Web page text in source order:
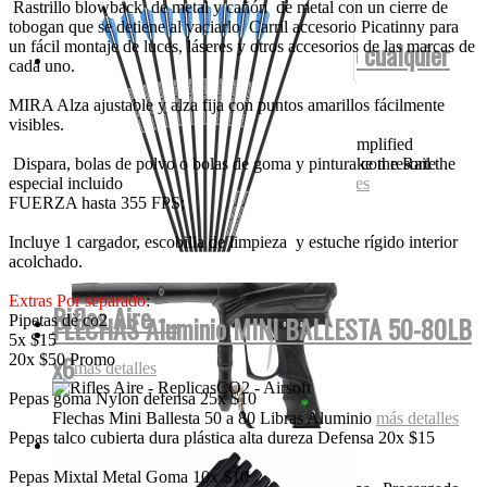
DYE Proto Rize Czr (Bajo Pedido cualquier
color)
All new 3-D milling, color coded seals for simplified
maintenance, and a host of other features make the Rail the
gun of choice. The durable Rail...
más detalles
Rifles Aire -...
más detalles
Hatsan Flash QE 900fps...
FLECHAS Aluminio MINI BALLESTA 50-80LB
x6
Flechas Mini Ballesta 50 a 80 Libras Aluminio más detalles
Rastrillo blowback de metal y cañón de metal con un cierre de
tobogan que se detiene al vaciarlo Carril accesorio Picatinny para
un fácil montaje de luces, láseres y otros accesorios de las marcas de
cada uno.
MIRA Alza ajustable y alza fija con puntos amarillos fácilmente
visibles.
Dispara, bolas de polvo o bolas de goma y pintura con resorte
especial incluido
FUERZA hasta 355 FPS;
Incluye 1 cargador, escobilla de limpieza y estuche rígido interior
acolchado.
Extras Por separado:
Pipetas de co2
5x $15
20x $50 Promo
Pepas goma Nylon defensa 25x $10
Pepas talco cubierta dura plástica alta dureza Defensa 20x $15
Pepas Mixtal Metal Goma 10x $10